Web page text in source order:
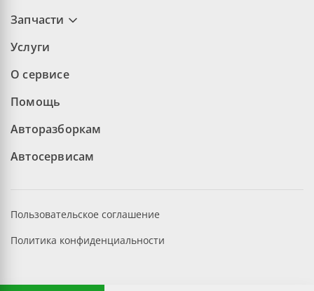
Запчасти
Услуги
О сервисе
Помощь
Авторазборкам
Автосервисам
Пользовательское соглашение
Политика конфиденциальности